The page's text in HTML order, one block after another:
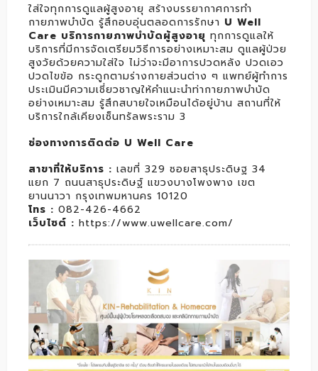
ใส่ใจทุกการดูแลผู้สูงอายุ สร้างบรรยากาศการทำ
กายภาพบำบัด รู้สึกอบอุ่นตลอดการรักษา U Well
Care บริการกายภาพบำบัดผู้สูงอายุ ทุกการดูแลให้
บริการที่มีการจัดเตรียมวิธีการอย่างเหมาะสม ดูแลผู้ป่วย
สูงวัยด้วยความใส่ใจ ไม่ว่าจะมีอาการปวดหลัง ปวดเอว
ปวดไขข้อ กระดูกตามร่างกายส่วนต่าง ๆ แพทย์ผู้ทำการ
ประเมินมีความเชี่ยวชาญให้คำแนะนำท่ากายภาพบำบัด
อย่างเหมาะสม รู้สึกสบายใจเหมือนได้อยู่บ้าน สถานที่ให้
บริการใกล้เคียงเซ็นทรัลพระราม 3
ช่องทางการติดต่อ U Well Care
สาขาที่ให้บริการ : เลขที่ 329 ซอยสาธุประดิษฐ 34
แยก 7 ถนนสาธุประดิษฐ์ แขวงบางโพงพาง เขต
ยานนาวา กรุงเทพมหานคร 10120
โทร : 082-426-4662
เว็บไซต์ : https://www.uwellcare.com/